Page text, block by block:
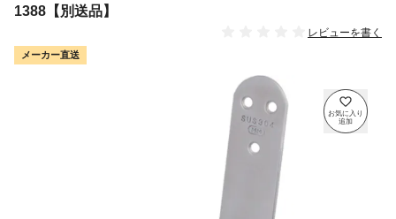
1388【別送品】
レビューを書く
メーカー直送